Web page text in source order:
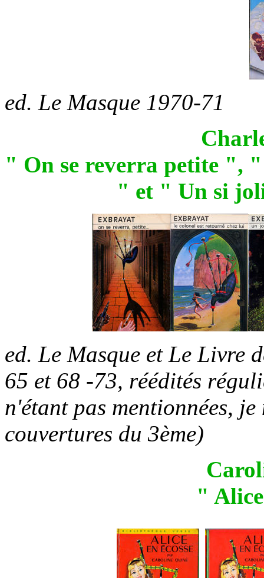
ed. Le Masque 1970-71
" On se reverra petite ",
" et " Un si
ed. Le Masque et Le Livre
65 et 68 -73, réédités
n'étant pas mentionnées,
couvertures du 3ème)
"